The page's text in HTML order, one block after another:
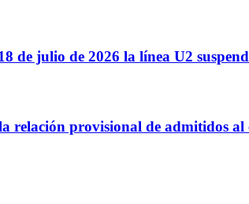
julio de 2026 la línea U2
relación provisional de admitidos al